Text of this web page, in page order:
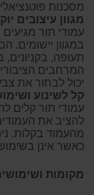
מסכנות
מגוון עיצובים
עמודי תור
במגוון יישומים.
תעופה, בקניונים,
המרחבים
יכול לבחור את
קל לשינוע
עמודי תור קלים
להציב את
מהעמוד בקלות.
כאשר אינן
מקומות